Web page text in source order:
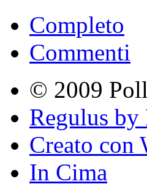
Completo
Commenti
© 2009
Regulus
Creato con
In Cima